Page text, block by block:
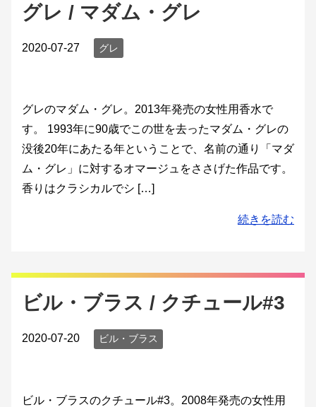
グレ / マダム・グレ
2020-07-27 グレ
グレのマダム・グレ。2013年発売の女性用香水で
す。 1993年に90歳でこの世を去ったマダム・グレの
没後20年にあたる年ということで、名前の通り「マダ
ム・グレ」に対するオマージュをささげた作品です。
香りはクラシカルでシ […]
続きを読む
ビル・ブラス / クチュール#3
2020-07-20 ビル・ブラス
ビル・ブラスのクチュール#3。2008年発売の女性用